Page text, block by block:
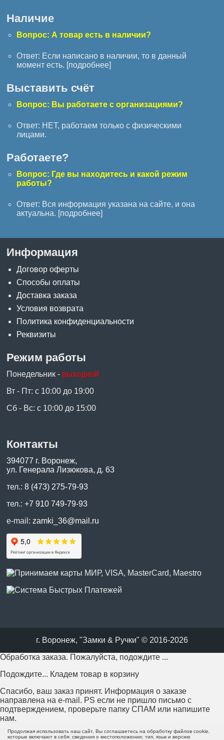
Наличие
Вопрос: А товар есть в наличии?
Ответ: Если написано в наличии, то в данный
момент есть. [подробнее]
Выставить счёт
Вопрос: Вы работаете с организациями?
Ответ: НЕТ, работаем только с физическими
лицами.
Работаете?
Вопрос: Где вы находитесь и какой режим
работы?
Ответ: Вся информация указана на сайте, и она
актуальна. [подробнее]
Информация
Договор оферты
Способы оплаты
Доставка заказа
Условия возврата
Политика конфиденциальности
Реквизиты
Режим работы
Понедельник - выходной
Вт - Пт: с 10:00 до 19:00
Сб - Вс: с 10:00 до 15:00
Контакты
394077 г. Воронеж,
ул. Генерала Лизюкова, д. 63
тел.:8 (473) 275-79-93
тел.:+7 910 749-79-93
e-mail: zamki_36@mail.ru
г. Воронеж, "Замки & Ручки" © 2016-2026
Продолжая использовать наш сайт, Вы соглашаетесь на обработку файлов cookie,
которые включают в себя: сведения о местоположении; тип, язык и версию
Обработка заказа. Пожалуйста, подождите ...
Подождите... Кладем товар в корзину
Спасибо, ваш заказ принят. Информация о заказе
направлена на e-mail. PS если не пришло письмо с
подтверждением, проверьте папку СПАМ или напишите
нам.
Возникла проблема с отправкой заказа. Пожалуйста,